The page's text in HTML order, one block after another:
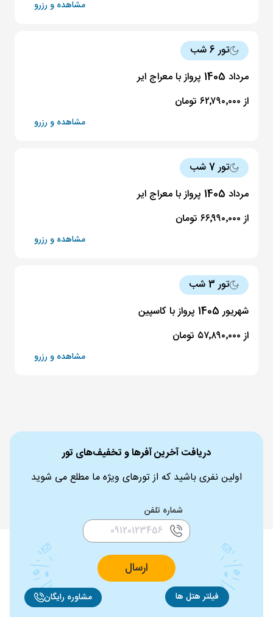
فیلتر هتل ها
مشاهده و رزرو
تور 6 شب
مرداد 1405 پرواز با معراج ایر
از ۶۲٬۷۹۰٬۰۰۰ تومان
مشاهده و رزرو
تور 7 شب
مرداد 1405 پرواز با معراج ایر
از ۶۶٬۹۹۰٬۰۰۰ تومان
مشاهده و رزرو
تور 3 شب
شهریور 1405 پرواز با کاسپین
از ۵۷٬۸۹۰٬۰۰۰ تومان
مشاهده و رزرو
مشاوره رایگان
دریافت آخرین آفرها و تخفیف‌های تور
اولین نفری باشید که از تورهای ویژه ما مطلع می شوید
شماره تلفن
ارسال